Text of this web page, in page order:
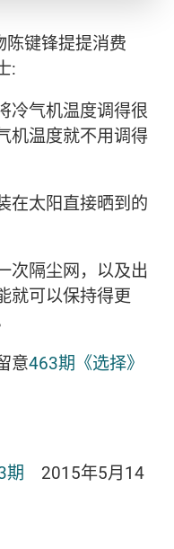
陈键锋提提消费
:
冷气机温度调得很
机温度就不用调得
在太阳直接晒到的
次隔尘网，以及出
就可以保持得更
意463期《选择》
期 2015年5月14